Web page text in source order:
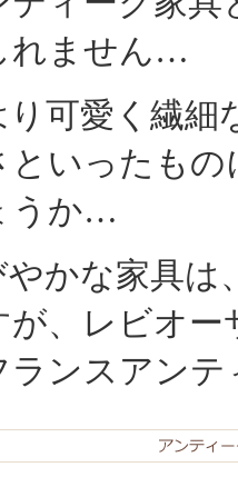
れません…
可愛く繊細
といったも
うか…
やかな家具
、レビオ
ランスアン